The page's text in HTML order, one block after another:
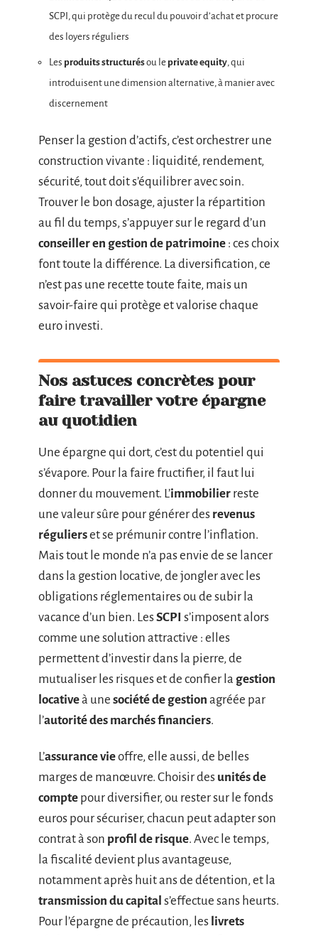
SCPI, qui protège du recul du pouvoir d’achat et procure
des loyers réguliers
Les produits structurésou le private equity, qui
introduisent une dimension alternative, à manier avec
discernement
Penser la gestion d’actifs, c’est orchestrer une
construction vivante : liquidité, rendement,
sécurité, tout doit s’équilibrer avec soin.
Trouver le bon dosage, ajuster la répartition
au fil du temps, s’appuyer sur le regard d’un
conseiller en gestion de patrimoine : ces choix
font toute la différence. La diversification, ce
n’est pas une recette toute faite, mais un
savoir-faire qui protège et valorise chaque
euro investi.
Nos astuces concrètes pour
faire travailler votre épargne
au quotidien
Une épargne qui dort, c’est du potentiel qui
s’évapore. Pour la faire fructifier, il faut lui
donner du mouvement. L’immobilier reste
une valeur sûre pour générer des revenus
régulierset se prémunir contre l’inflation.
Mais tout le monde n’a pas envie de se lancer
dans la gestion locative, de jongler avec les
obligations réglementaires ou de subir la
vacance d’un bien. LesSCPI s’imposent alors
comme une solution attractive : elles
permettent d’investir dans la pierre, de
mutualiser les risques et de confier la gestion
locativeà une société de gestion agréée par
l’autorité des marchés financiers.
L’assurance vieoffre, elle aussi, de belles
marges de manœuvre. Choisir des unités de
compte pour diversifier, ou rester sur le fonds
euros pour sécuriser, chacun peut adapter son
contrat à son profil de risque. Avec le temps,
la fiscalité devient plus avantageuse,
notamment après huit ans de détention, et la
transmission du capital s’effectue sans heurts.
Pour l’épargne de précaution, les livrets